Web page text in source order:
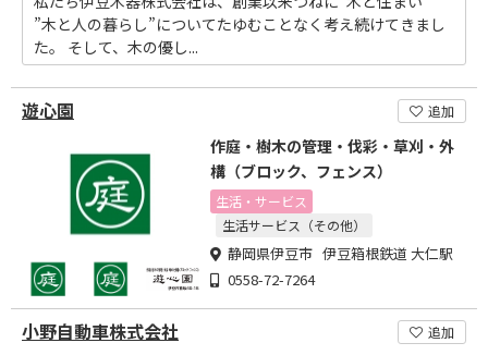
”木と人の暮らし”についてたゆむことなく考え続けてきまし
た。 そして、木の優し...
遊心園 追加
作庭・樹木の管理・伐彩・草刈・外
構（ブロック、フェンス）
生活・サービス
生活サービス（その他）
静岡県伊豆市 伊豆箱根鉄道 大仁駅
0558-72-7264
小野自動車株式会社 追加